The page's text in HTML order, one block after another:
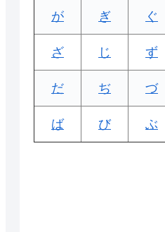
が ぎ ぐ
ざ じ ず
だ ぢ づ
ば び ぶ